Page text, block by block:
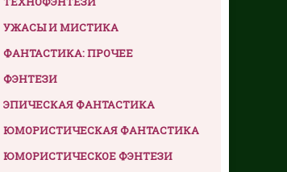
УЖАСЫ И МИСТИКА
ФАНТАСТИКА: ПРОЧЕЕ
ФЭНТЕЗИ
ЭПИЧЕСКАЯ ФАНТАСТИКА
ЮМОРИСТИЧЕСКАЯ ФАНТАСТИКА
ЮМОРИСТИЧЕСКОЕ ФЭНТЕЗИ